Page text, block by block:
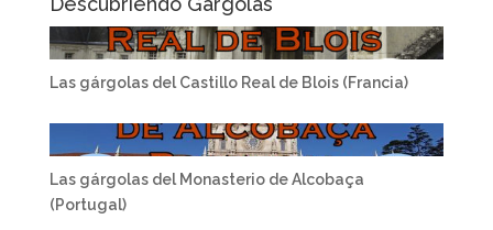
Las gárgolas del Castillo Real de Blois (Francia)
Las gárgolas del Monasterio de Alcobaça
(Portugal)